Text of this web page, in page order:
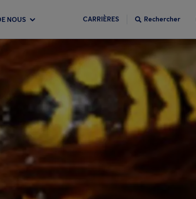
NOUS CARRIÈRES Rechercher